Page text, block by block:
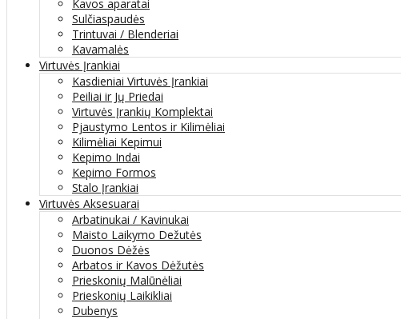
Kavos aparatai
Sulčiaspaudės
Trintuvai / Blenderiai
Kavamalės
Virtuvės Įrankiai
Kasdieniai Virtuvės Įrankiai
Peiliai ir Jų Priedai
Virtuvės Įrankių Komplektai
Pjaustymo Lentos ir Kilimėliai
Kilimėliai Kepimui
Kepimo Indai
Kepimo Formos
Stalo Įrankiai
Virtuvės Aksesuarai
Arbatinukai / Kavinukai
Maisto Laikymo Dežutės
Duonos Dėžės
Arbatos ir Kavos Dėžutės
Prieskonių Malūnėliai
Prieskonių Laikikliai
Dubenys